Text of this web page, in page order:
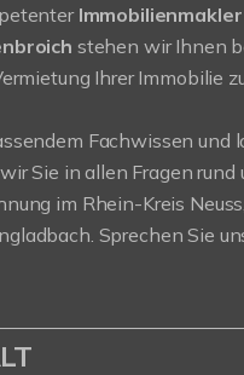
stehen wir Ihnen
Ihrer Immobilie
Fachwissen und
Sie in allen Fragen rund
im Rhein-Kreis
Sprechen Sie